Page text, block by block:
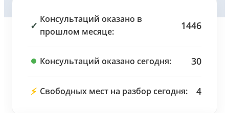
✓
Консультаций оказано в
прошлом месяце:
1446
Консультаций оказано сегодня: 30
⚡ Свободных мест на разбор сегодня: 4